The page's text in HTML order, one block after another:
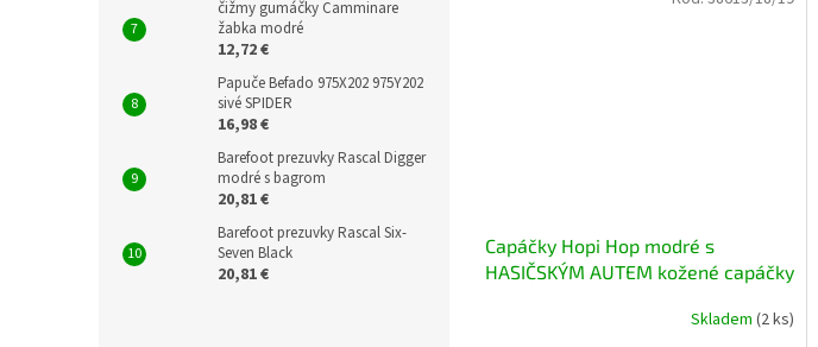
čižmy gumáčky Camminare
žabka modré
12,72 €
Papuče Befado 975X202 975Y202
sivé SPIDER
16,98 €
Barefoot prezuvky Rascal Digger
modré s bagrom
20,81 €
Barefoot prezuvky Rascal Six-
Seven Black
20,81 €
Capáčky Hopi Hop modré s
HASIČSKÝM AUTEM kožené capáčky
Skladem (2 ks)